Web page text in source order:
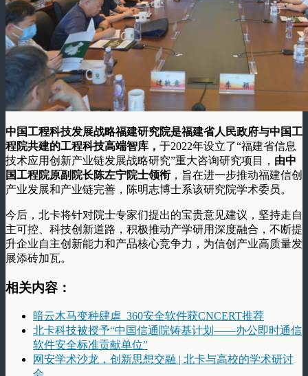
中国工程科技发展战略福建研究院是福建省人民政府与中国工
程院共建的工程科技高端智库， 于2022年设立了“福建省信息
技术应用创新产业链发展战略研究”重大咨询研究项目， 由中
国工程院原副院长陈左宁院士领衔，旨在进一步推动福建信创
产业发展和产业链完善，陈明志博士系该研究院学术委员。
今后，北卡将针对院士专家们提出的宝贵意见建议，坚持走自
主可控、科技创新道路，积极推动产学研用深度融合，不断提
升企业自主创新能力和产品核心竞争力，为信创产业高质量发
展添砖加瓦。
相关内容：
暗云木马变种肆虐 360安全软件获CNCERT推荐
北卡科技被授予“中国信通院铸基计划——办公即时通信
软件安全标准贡献单位”
网安学术沙龙，创新思想交融 | 北卡与高校的学术研讨